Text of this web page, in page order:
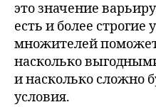
это значение
есть и более строгие
множителей
насколько
и насколько сложно
условия.